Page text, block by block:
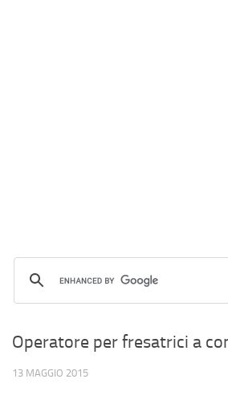
Operatore per fresatrici a
13 MAGGIO 2015